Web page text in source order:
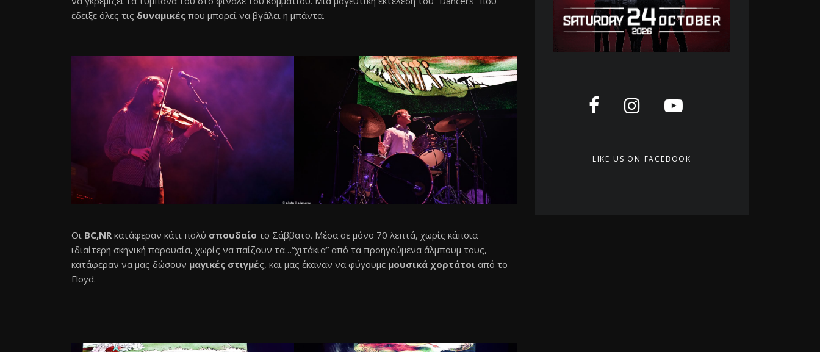
έδειξε όλες τις δυναμικές που μπορεί να βγάλει η μπάντα.
Οι BC,NR κατάφεραν κάτι πολύ σπουδαίο το Σάββατο. Μέσα σε μόνο 70 λεπτά, χωρίς κάποια
ιδιαίτερη σκηνική παρουσία, χωρίς να παίζoυν τα…“χιτάκια” από τα προηγούμενα άλμπουμ τους,
κατάφεραν να μας δώσουν μαγικές στιγμές, και μας έκαναν να φύγουμε μουσικά χορτάτοι από το
Floyd.
LIKE US ON FACEBOOK